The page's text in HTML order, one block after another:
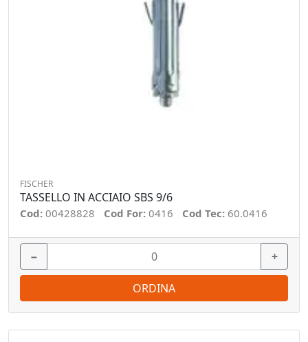
FISCHER
TASSELLO IN ACCIAIO SBS 9/6
Cod: 00428828 Cod For: 0416 Cod Tec: 60.0416
− +
ORDINA